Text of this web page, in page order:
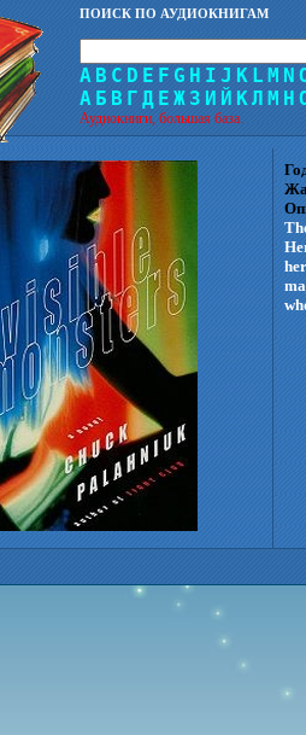
ПОИСК ПО АУДИОКНИГАМ
A B C D E F G H I J K L M N
А Б В Г Д Е Ж З И Й КЛ М Н
Аудиокниги, большая база.